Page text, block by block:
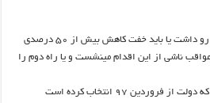
دولت دوراه برای این اقدام پیش رو داشت یا باید خفت کاهش بیش از ۵۰ درصدی
ناشی از این اقدام مینشست و یا راه دوم را
۹۷ انتخاب کرده است